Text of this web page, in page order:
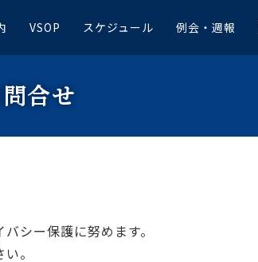
VSOP スケジュール 例会・週報
合せ
シー保護に努めます。
。